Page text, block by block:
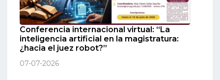
Conferencia internacional virtual: “La
inteligencia artificial en la magistratura:
¿hacia el juez robot?”
07-07-2026